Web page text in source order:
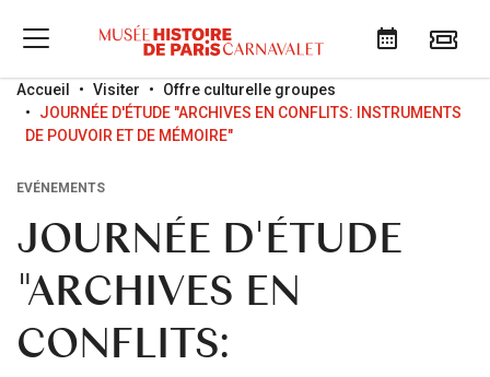
Go to menu
Go to content
Go to search
Accueil Visiter
Offre culturelle groupes
JOURNÉE D'ÉTUDE "ARCHIVES EN CONFLITS: INSTRUMENTS
DE POUVOIR ET DE MÉMOIRE"
EVÉNEMENTS
JOURNÉE D'ÉTUDE
"ARCHIVES EN
CONFLITS: